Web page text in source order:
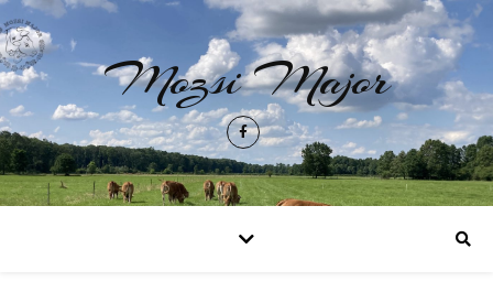
Mozsi Major